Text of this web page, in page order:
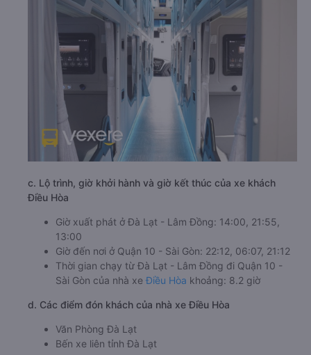
c. Lộ trình, giờ khởi hành và giờ kết thúc của xe khách
Điều Hòa
Giờ xuất phát ở Đà Lạt - Lâm Đồng: 14:00, 21:55,
13:00
Giờ đến nơi ở Quận 10 - Sài Gòn: 22:12, 06:07, 21:12
Thời gian chạy từ Đà Lạt - Lâm Đồng đi Quận 10 -
Sài Gòn của nhà xe Điều Hòa khoảng: 8.2 giờ
d. Các điểm đón khách của nhà xe Điều Hòa
Văn Phòng Đà Lạt
Bến xe liên tỉnh Đà Lạt